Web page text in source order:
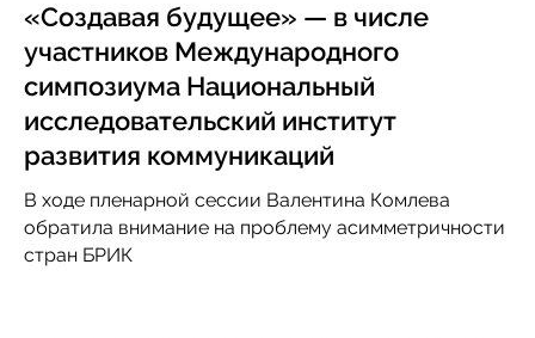
«Создавая будущее» — в числе
участников Международного
симпозиума Национальный
исследовательский институт
развития коммуникаций
В ходе пленарной сессии Валентина Комлева
обратила внимание на проблему асимметричности
стран БРИК